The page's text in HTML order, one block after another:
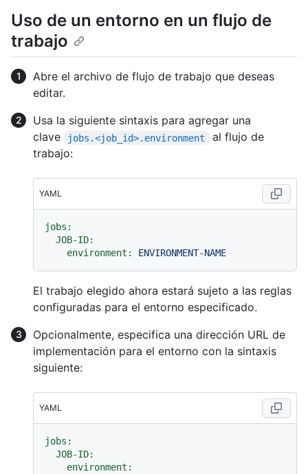
Uso de un entorno en un flujo de
trabajo
Abre el archivo de flujo de trabajo que deseas
editar.
Usa la siguiente sintaxis para agregar una
clave
jobs.<job_id>.environment
al flujo de
trabajo:
YAML
jobs:
JOB-ID:
environment:
ENVIRONMENT-NAME
El trabajo elegido ahora estará sujeto a las reglas
configuradas para el entorno especificado.
Opcionalmente, especifica una dirección URL de
implementación para el entorno con la sintaxis
siguiente:
YAML
jobs:
JOB-ID:
environment: